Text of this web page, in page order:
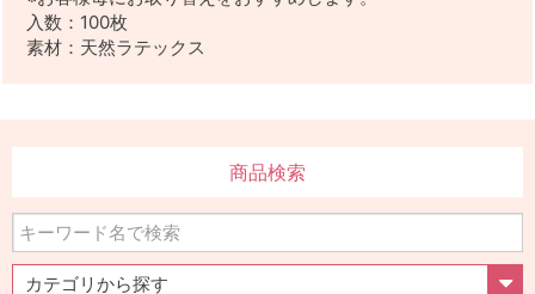
入数：100枚
素材：天然ラテックス
商品検索